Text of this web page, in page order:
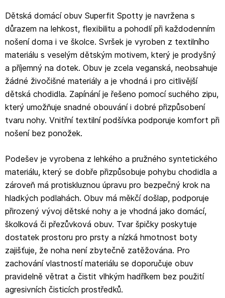
Dětská domácí obuv Superfit Spotty je navržena s
důrazem na lehkost, flexibilitu a pohodlí při každodenním
nošení doma i ve školce. Svršek je vyroben z textilního
materiálu s veselým dětským motivem, který je prodyšný
a příjemný na dotek. Obuv je zcela veganská, neobsahuje
žádné živočišné materiály a je vhodná i pro citlivější
dětská chodidla. Zapínání je řešeno pomocí suchého zipu,
který umožňuje snadné obouvání i dobré přizpůsobení
tvaru nohy. Vnitřní textilní podšívka podporuje komfort při
nošení bez ponožek.
Podešev je vyrobena z lehkého a pružného syntetického
materiálu, který se dobře přizpůsobuje pohybu chodidla a
zároveň má protiskluznou úpravu pro bezpečný krok na
hladkých podlahách. Obuv má měkčí došlap, podporuje
přirozený vývoj dětské nohy a je vhodná jako domácí,
školková či přezůvková obuv. Tvar špičky poskytuje
dostatek prostoru pro prsty a nízká hmotnost boty
zajišťuje, že noha není zbytečně zatěžována. Pro
zachování vlastností materiálu se doporučuje obuv
pravidelně větrat a čistit vlhkým hadříkem bez použití
agresivních čisticích prostředků.